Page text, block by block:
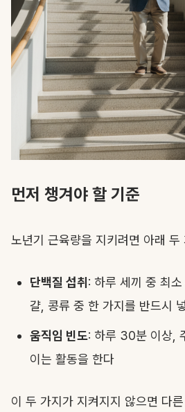
먼저 챙겨야 할 기준
노년기 근육량을 지키려면 아래 두
단백질 섭취 : 하루 세끼 중 최
걀, 콩류 중 한 가지를 반드시
움직임 빈도: 하루 30분 이상,
이는 활동을 한다
이 두 가지가 지켜지지 않으면 다